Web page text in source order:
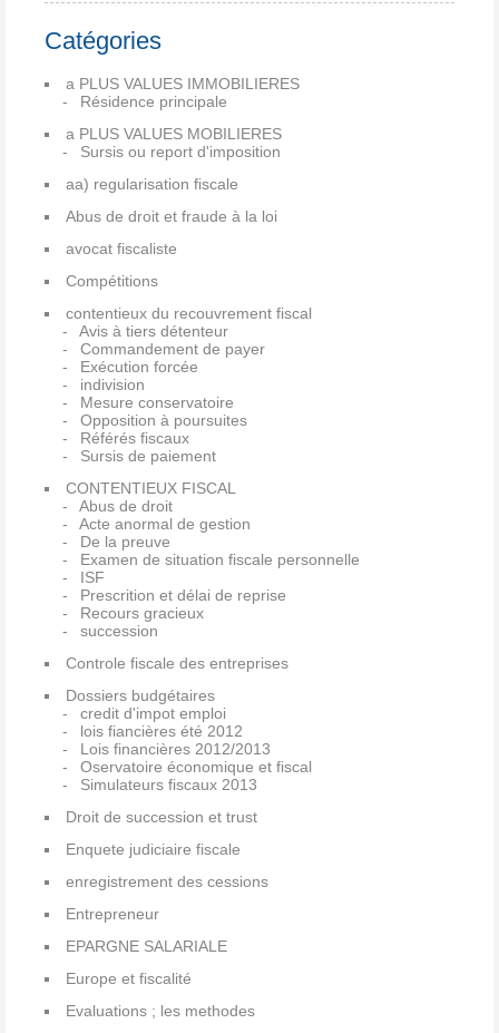
Catégories
a PLUS VALUES IMMOBILIERES
Résidence principale
a PLUS VALUES MOBILIERES
Sursis ou report d'imposition
aa) regularisation fiscale
Abus de droit et fraude à la loi
avocat fiscaliste
Compétitions
contentieux du recouvrement fiscal
Avis à tiers détenteur
Commandement de payer
Exécution forcée
indivision
Mesure conservatoire
Opposition à poursuites
Référés fiscaux
Sursis de paiement
CONTENTIEUX FISCAL
Abus de droit
Acte anormal de gestion
De la preuve
Examen de situation fiscale personnelle
ISF
Prescrition et délai de reprise
Recours gracieux
succession
Controle fiscale des entreprises
Dossiers budgétaires
credit d'impot emploi
lois fiancières été 2012
Lois financières 2012/2013
Oservatoire économique et fiscal
Simulateurs fiscaux 2013
Droit de succession et trust
Enquete judiciaire fiscale
enregistrement des cessions
Entrepreneur
EPARGNE SALARIALE
Europe et fiscalité
Evaluations ; les methodes